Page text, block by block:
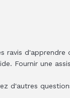
ravis
Fournir une
d'autres